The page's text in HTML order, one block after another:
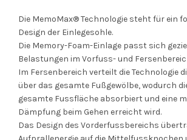
Die MemoMax® Technologie steht für ein
Design der Einlegesohle.
Die Memory-Foam-Einlage passt sich
Belastungen im Vorfuss- und
Im Fersenbereich verteilt die Technologie
über das gesamte Fußgewölbe, wodurch
gesamte Fussfläche absorbiert und eine
Dämpfung beim Gehen erreicht wird.
Das Design des Vorderfussbereichs